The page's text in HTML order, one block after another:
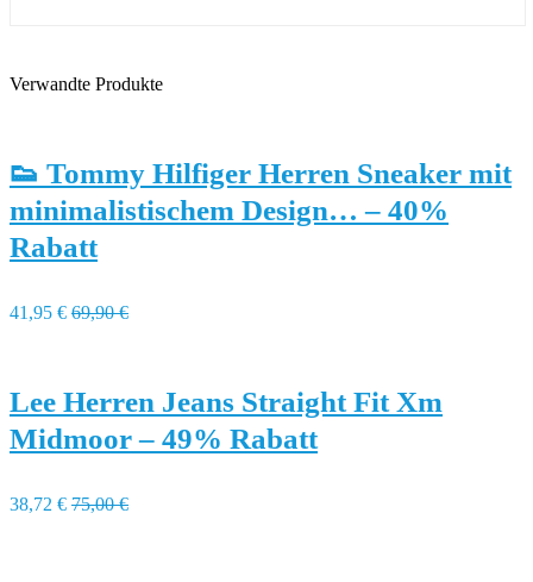
Verwandte Produkte
👟 Tommy Hilfiger Herren Sneaker mit
minimalistischem Design… – 40%
Rabatt
41,95 € 69,90 €
Lee Herren Jeans Straight Fit Xm
Midmoor – 49% Rabatt
38,72 € 75,00 €